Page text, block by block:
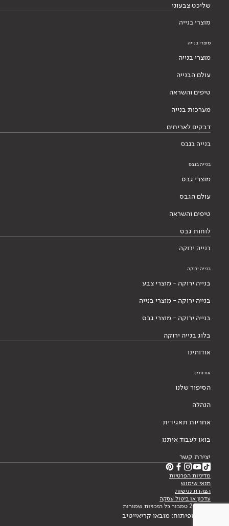
שליכט צבעוני
מוצרי בנייה
מוצרי בנייה
מוצרי בנייה
עולם הבנייה
טיפים והשראה
מערכות בנייה
דבקים לאריחים
בנייה בגבס
בנייה בגבס
מוצרי גבס
עולם הגבס
טיפים והשראה
לוחות גבס
בנייה ירוקה
בנייה ירוקה
בנייה ירוקה - מוצרי צבע
בנייה ירוקה - מוצרי בנייה
בנייה ירוקה - מוצרי גבס
בלוג בנייה ירוקה
אודותינו
אודותינו
הסיפור שלנו
הנהלה
אחריות תאגידית
בואו לעבוד איתנו
יצירת קשר
מדיניות הפרטיות
תנאי שימוש
הצהרת נגישות
עדכון או ביטול עסקה
© 2026 טמבור כל הזכויות שמורות
עיצוב ופיתוח: מובאו קריאייטיב